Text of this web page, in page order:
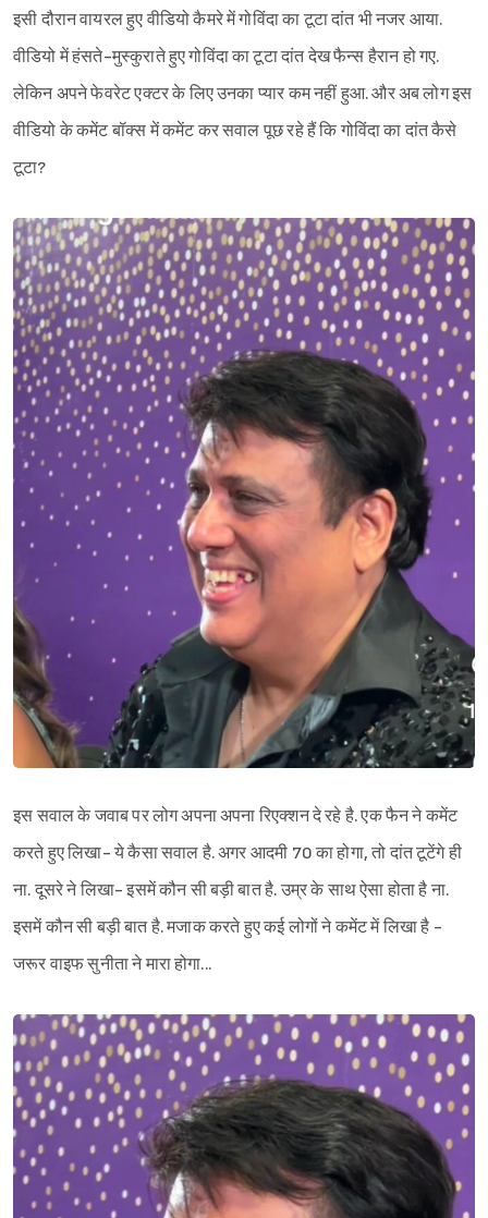
Sign in
इसी दौरान वायरल हुए वीडियो कैमरे में गोविंदा का टूटा दांत भी नजर आया.
वीडियो में हंसते-मुस्कुराते हुए गोविंदा का टूटा दांत देख फैन्स हैरान हो गए.
लेकिन अपने फेवरेट एक्टर के लिए उनका प्यार कम नहीं हुआ. और अब लोग इस
वीडियो के कमेंट बॉक्स में कमेंट कर सवाल पूछ रहे हैं कि गोविंदा का दांत कैसे
टूटा?
इस सवाल के जवाब पर लोग अपना अपना रिएक्शन दे रहे है. एक फैन ने कमेंट
करते हुए लिखा- ये कैसा सवाल है. अगर आदमी 70 का होगा, तो दांत टूटेंगे ही
ना. दूसरे ने लिखा- इसमें कौन सी बड़ी बात है. उम्र के साथ ऐसा होता है ना.
इसमें कौन सी बड़ी बात है. मजाक करते हुए कई लोगों ने कमेंट में लिखा है -
जरूर वाइफ सुनीता ने मारा होगा...